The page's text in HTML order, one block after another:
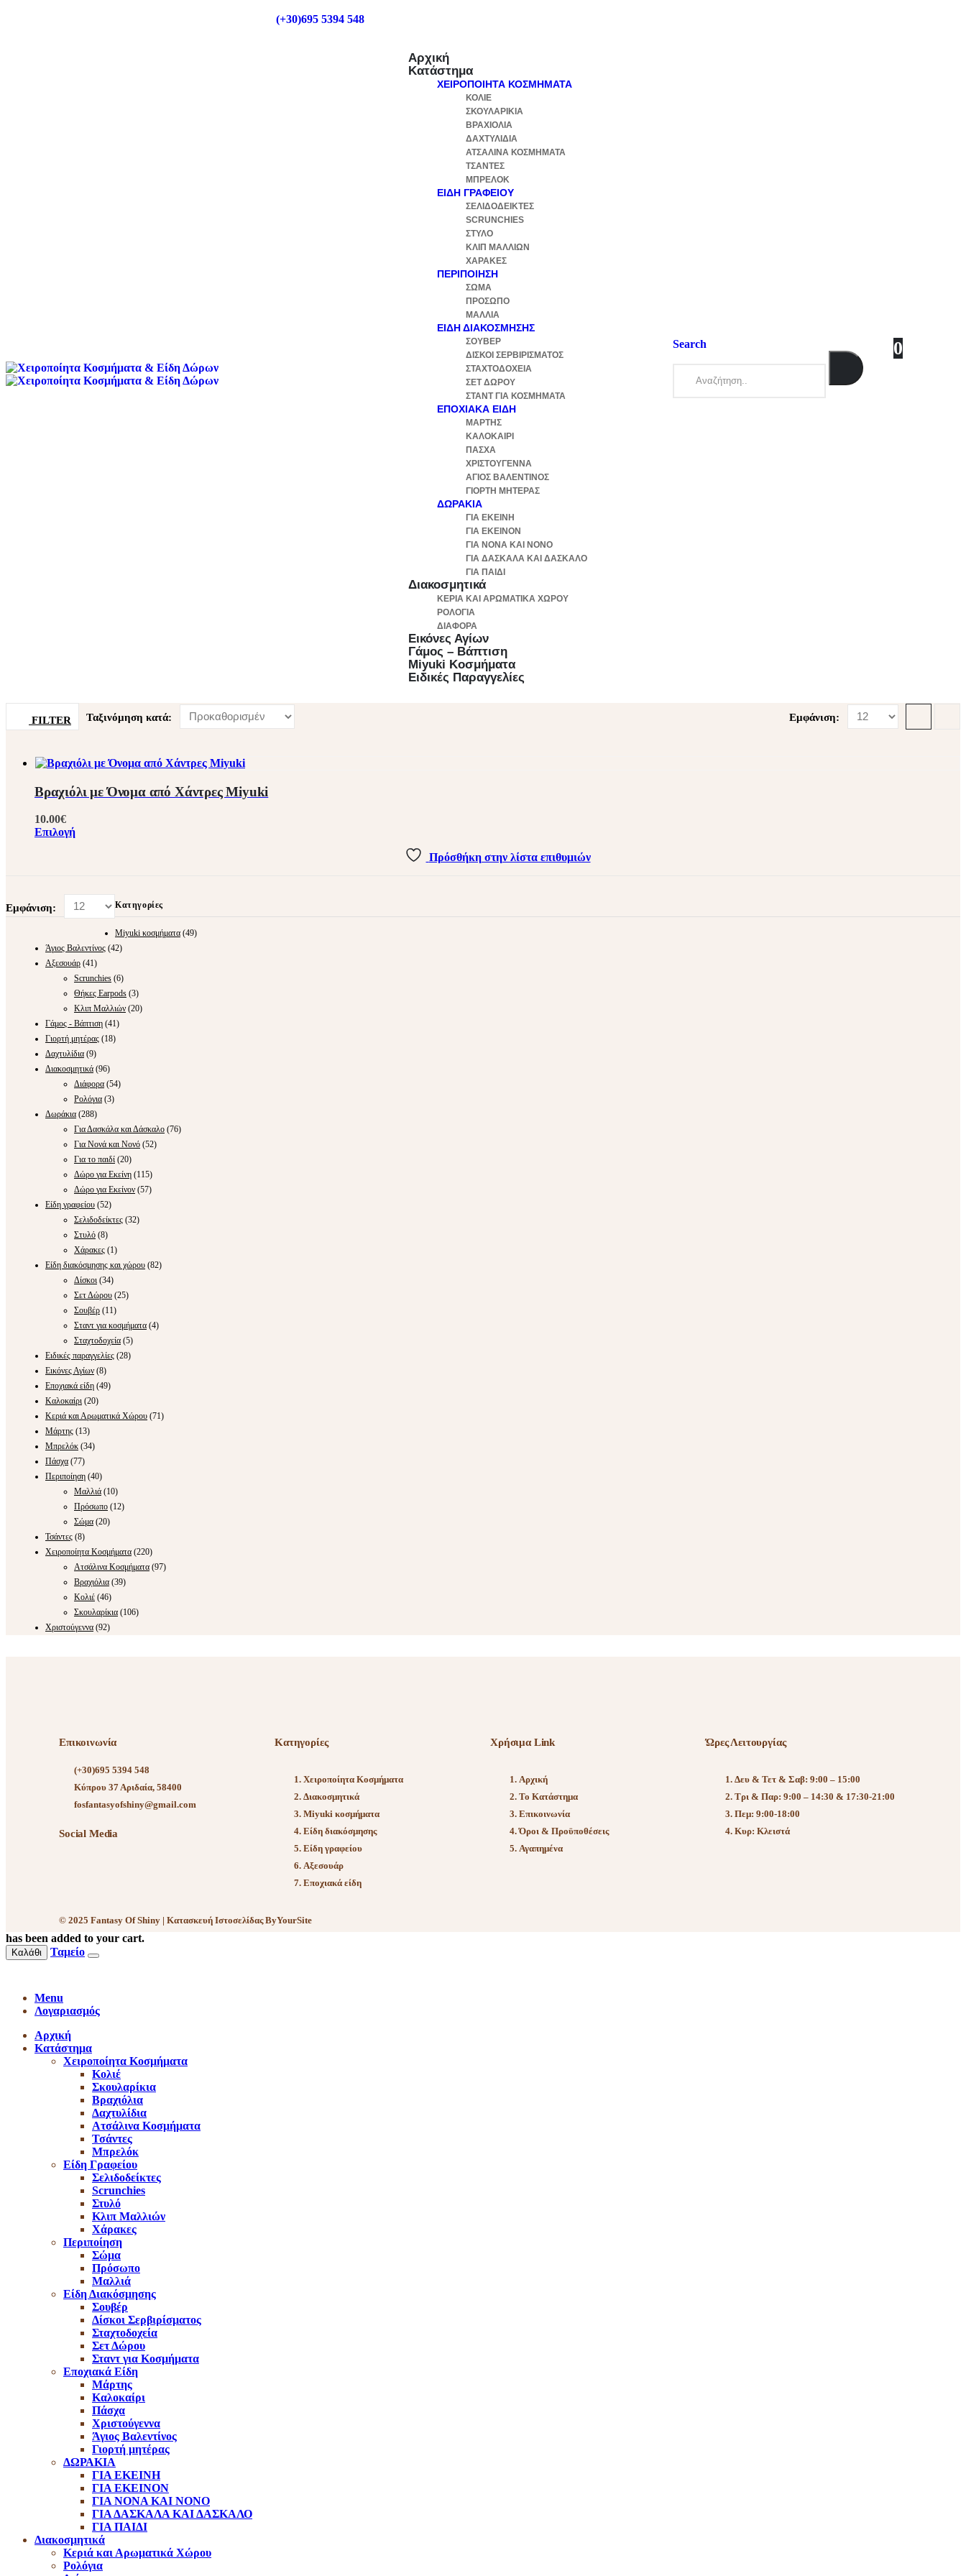
(+30)695 5394 548
Αρχική
Κατάστημα
ΧΕΙΡΟΠΟΊΗΤΑ ΚΟΣΜΉΜΑΤΑ
ΚΟΛΙΈ
ΣΚΟΥΛΑΡΊΚΙΑ
ΒΡΑΧΙΌΛΙΑ
ΔΑΧΤΥΛΊΔΙΑ
ΑΤΣΆΛΙΝΑ ΚΟΣΜΉΜΑΤΑ
ΤΣΆΝΤΕΣ
ΜΠΡΕΛΌΚ
ΕΊΔΗ ΓΡΑΦΕΊΟΥ
ΣΕΛΙΔΟΔΕΊΚΤΕΣ
SCRUNCHIES
ΣΤΥΛΌ
ΚΛΙΠ ΜΑΛΛΙΏΝ
ΧΆΡΑΚΕΣ
ΠΕΡΙΠΟΊΗΣΗ
ΣΏΜΑ
ΠΡΌΣΩΠΟ
ΜΑΛΛΙΆ
ΕΊΔΗ ΔΙΑΚΌΣΜΗΣΗΣ
ΣΟΥΒΈΡ
ΔΊΣΚΟΙ ΣΕΡΒΙΡΊΣΜΑΤΟΣ
ΣΤΑΧΤΟΔΟΧΕΊΑ
ΣΕΤ ΔΏΡΟΥ
ΣΤΑΝΤ ΓΙΑ ΚΟΣΜΉΜΑΤΑ
ΕΠΟΧΙΑΚΆ ΕΊΔΗ
ΜΆΡΤΗΣ
ΚΑΛΟΚΑΊΡΙ
ΠΆΣΧΑ
ΧΡΙΣΤΟΎΓΕΝΝΑ
ΆΓΙΟΣ ΒΑΛΕΝΤΊΝΟΣ
ΓΙΟΡΤΉ ΜΗΤΈΡΑΣ
ΔΩΡΑΚΙΑ
ΓΙΑ ΕΚΕΙΝΗ
ΓΙΑ ΕΚΕΙΝΟΝ
ΓΙΑ ΝΟΝΑ ΚΑΙ ΝΟΝΟ
ΓΙΑ ΔΑΣΚΑΛΑ ΚΑΙ ΔΑΣΚΑΛΟ
ΓΙΑ ΠΑΙΔΙ
Διακοσμητικά
ΚΕΡΙΆ ΚΑΙ ΑΡΩΜΑΤΙΚΆ ΧΏΡΟΥ
ΡΟΛΌΓΙΑ
ΔΙΆΦΟΡΑ
Εικόνες Αγίων
Γάμος – Βάπτιση
Miyuki Κοσμήματα
Ειδικές Παραγγελίες
Search 0
FILTER Ταξινόμηση κατά: Εμφάνιση:
Βραχιόλι με Όνομα από Χάντρες Miyuki
10.00€
Επιλογή
Πρόσθήκη στην λίστα επιθυμιών
Εμφάνιση: Κατηγορίες
Miyuki κοσμήματα (49)
Άγιος Βαλεντίνος (42)
Αξεσουάρ (41)
Scrunchies (6)
Θήκες Earpods (3)
Κλιπ Μαλλιών (20)
Γάμος - Βάπτιση (41)
Γιορτή μητέρας (18)
Δαχτυλίδια (9)
Διακοσμητικά (96)
Διάφορα (54)
Ρολόγια (3)
Δωράκια (288)
Για Δασκάλα και Δάσκαλο (76)
Για Νονά και Νονό (52)
Για το παιδί (20)
Δώρο για Εκείνη (115)
Δώρο για Εκείνον (57)
Είδη γραφείου (52)
Σελιδοδείκτες (32)
Στυλό (8)
Χάρακες (1)
Είδη διακόσμησης και χώρου (82)
Δίσκοι (34)
Σετ Δώρου (25)
Σουβέρ (11)
Σταντ για κοσμήματα (4)
Σταχτοδοχεία (5)
Ειδικές παραγγελίες (28)
Εικόνες Αγίων (8)
Εποχιακά είδη (49)
Καλοκαίρι (20)
Κεριά και Αρωματικά Χώρου (71)
Μάρτης (13)
Μπρελόκ (34)
Πάσχα (77)
Περιποίηση (40)
Μαλλιά (10)
Πρόσωπο (12)
Σώμα (20)
Τσάντες (8)
Χειροποίητα Κοσμήματα (220)
Ατσάλινα Κοσμήματα (97)
Βραχιόλια (39)
Κολιέ (46)
Σκουλαρίκια (106)
Χριστούγεννα (92)
Επικοινωνία
(+30)695 5394 548
Κύπρου 37 Αριδαία, 58400
fosfantasyofshiny@gmail.com
Social Media
Κατηγορίες
Χειροποίητα Κοσμήματα
Διακοσμητικά
Miyuki κοσμήματα
Είδη διακόσμησης
Είδη γραφείου
Αξεσουάρ
Εποχιακά είδη
Χρήσιμα Link
Αρχική
Το Κατάστημα
Επικοινωνία
Όροι & Προϋποθέσεις
Αγαπημένα
Ώρες Λειτουργίας
Δευ & Τετ & Σαβ: 9:00 – 15:00
Τρι & Παρ: 9:00 – 14:30 & 17:30-21:00
Πεμ: 9:00-18:00
Κυρ: Κλειστά
© 2025 Fantasy Of Shiny | Κατασκευή ΙστοσελίδαςByYourSite
has been added to your cart.
Καλάθι Ταμείο
Menu
Λογαριασμός
Αρχική
Κατάστημα
Χειροποίητα Κοσμήματα
Κολιέ
Σκουλαρίκια
Βραχιόλια
Δαχτυλίδια
Ατσάλινα Κοσμήματα
Τσάντες
Μπρελόκ
Είδη Γραφείου
Σελιδοδείκτες
Scrunchies
Στυλό
Κλιπ Μαλλιών
Χάρακες
Περιποίηση
Σώμα
Πρόσωπο
Μαλλιά
Είδη Διακόσμησης
Σουβέρ
Δίσκοι Σερβιρίσματος
Σταχτοδοχεία
Σετ Δώρου
Σταντ για Κοσμήματα
Εποχιακά Είδη
Μάρτης
Καλοκαίρι
Πάσχα
Χριστούγεννα
Άγιος Βαλεντίνος
Γιορτή μητέρας
ΔΩΡΑΚΙΑ
ΓΙΑ ΕΚΕΙΝΗ
ΓΙΑ ΕΚΕΙΝΟΝ
ΓΙΑ ΝΟΝΑ ΚΑΙ ΝΟΝΟ
ΓΙΑ ΔΑΣΚΑΛΑ ΚΑΙ ΔΑΣΚΑΛΟ
ΓΙΑ ΠΑΙΔΙ
Διακοσμητικά
Κεριά και Αρωματικά Χώρου
Ρολόγια